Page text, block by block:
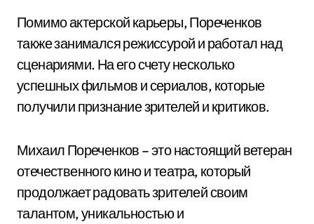
Помимо актерской карьеры, Пореченков
также занимался режиссурой и работал над
сценариями. На его счету несколько
успешных фильмов и сериалов, которые
получили признание зрителей и критиков.
Михаил Пореченков – это настоящий ветеран
отечественного кино и театра, который
продолжает радовать зрителей своим
талантом, уникальностью и